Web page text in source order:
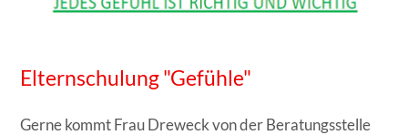
Elternschulung "Gefühle"
Gerne kommt Frau Dreweck von der Beratungsstelle